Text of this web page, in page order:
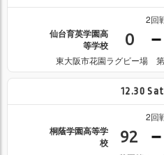
2回
仙台育英学園高
等学校
0
東大阪市花園ラグビー場 第
12.30 Sat
2回
桐蔭学園高等学
校
92